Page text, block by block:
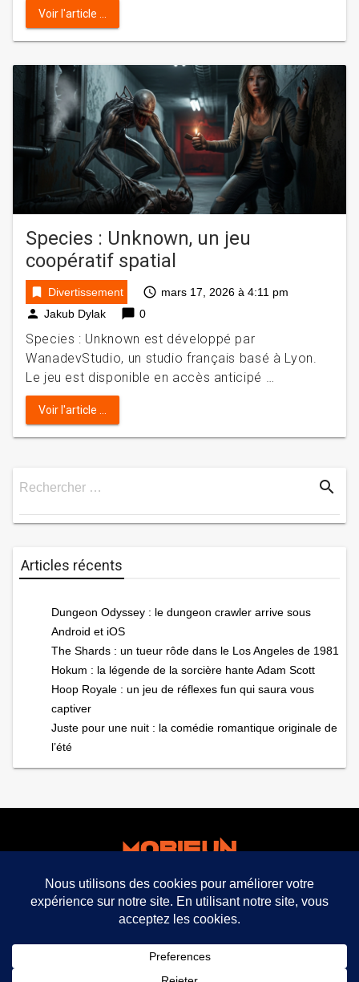
Voir l'article ...
Species : Unknown, un jeu
coopératif spatial
bookmark Divertissement access_time mars 17, 2026 à 4:11 pm
person Jakub Dylak chat_bubble 0
Species : Unknown est développé par
WanadevStudio, un studio français basé à Lyon.
Le jeu est disponible en accès anticipé …
Voir l'article ...
Rechercher … search
Articles récents
Dungeon Odyssey : le dungeon crawler arrive sous
Android et iOS
The Shards : un tueur rôde dans le Los Angeles de 1981
Hokum : la légende de la sorcière hante Adam Scott
Hoop Royale : un jeu de réflexes fun qui saura vous
captiver
Juste pour une nuit : la comédie romantique originale de
l’été
facebook twitter
mobifun ©
Mentions légales CGU CGV Politique de
confidentialité